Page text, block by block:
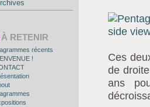
Ces
de
ans
À RETENIR
récents
!